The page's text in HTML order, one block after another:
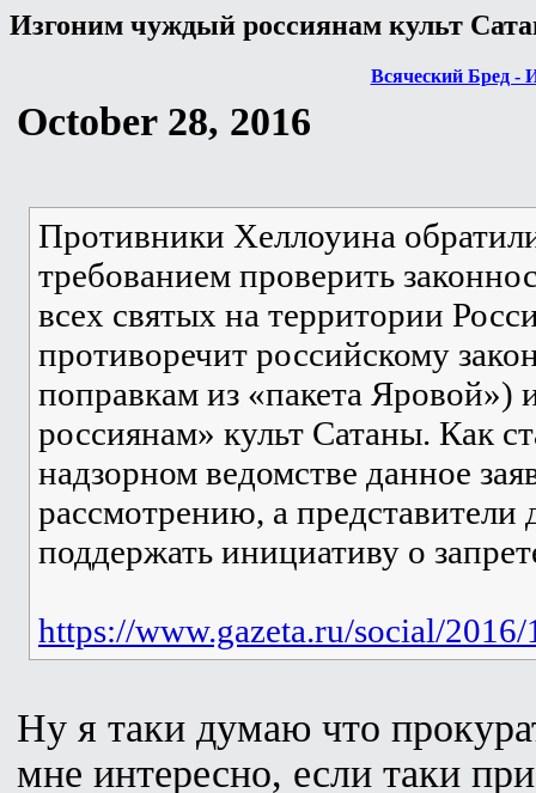
Изгоним чуждый россиянам культ
Всяческий Бред -
October 28, 2016
Противники Хеллоуина
требованием проверить
всех святых на территории
противоречит российскому
поправкам из «пакета
россиянам» культ Сатаны. Как
надзорном ведомстве данное
рассмотрению, а представители
поддержать инициативу о
https://www.gazeta.ru/social/
Ну я таки думаю что
мне интересно, если таки